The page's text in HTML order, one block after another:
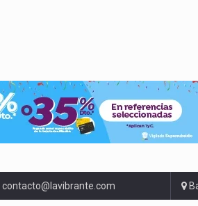
contacto@lavibrante.com